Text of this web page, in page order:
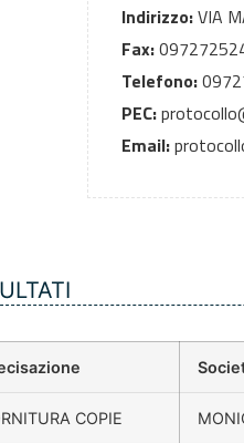
Indirizzo:VIA
Fax:
Telefono:
PEC:
Email:
COPIE